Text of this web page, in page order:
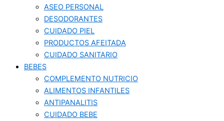
ASEO PERSONAL
DESODORANTES
CUIDADO PIEL
PRODUCTOS AFEITADA
CUIDADO SANITARIO
BEBES
COMPLEMENTO NUTRICIO
ALIMENTOS INFANTILES
ANTIPANALITIS
CUIDADO BEBE